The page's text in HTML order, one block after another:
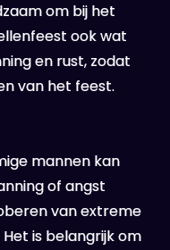
om bij het
ook wat
en rust, zodat
van het feest.
mannen kan
of angst
van extreme
is belangrijk om